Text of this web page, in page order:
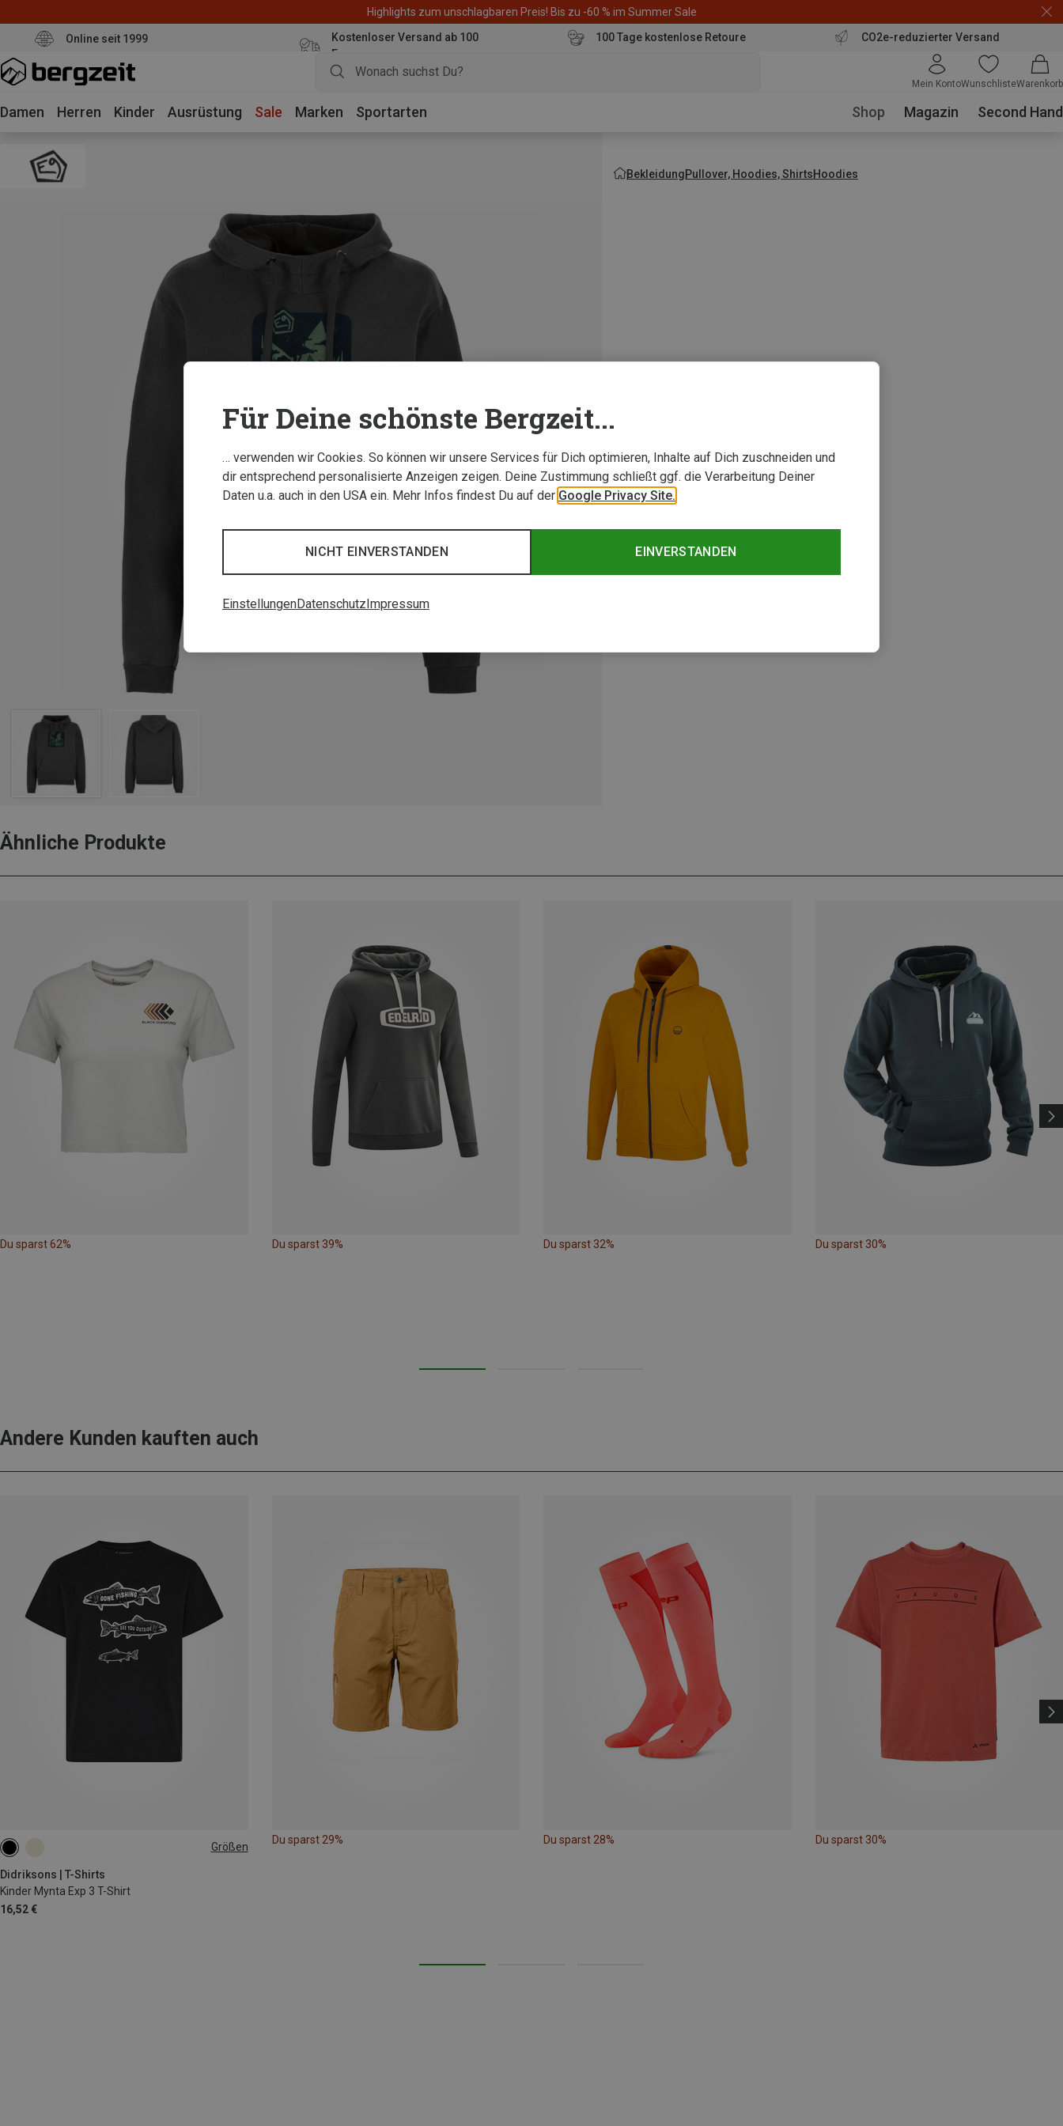
Highlights zum unschlagbaren Preis! Bis zu -60 % im Summer Sale
Online seit 1999
Kostenloser Versand ab 100
Euro
100 Tage kostenlose Retoure CO2e-reduzierter Versand
Mein KontoWunschlisteWarenkorb
Damen Herren Kinder Ausrüstung Sale Marken Sportarten Shop Magazin Second Hand
BekleidungPullover, Hoodies, ShirtsHoodies
Ähnliche Produkte
Du sparst 62% Du sparst 39% Du sparst 32% Du sparst 30%
Andere Kunden kauften auch
Größen
Didriksons | T-Shirts
Kinder Mynta Exp 3 T-Shirt
16,52 €
120
Du sparst 29% Du sparst 28% Du sparst 30%
Für Deine schönste Bergzeit...
… verwenden wir Cookies. So können wir unsere Services für Dich optimieren, Inhalte auf Dich zuschneiden und
dir entsprechend personalisierte Anzeigen zeigen. Deine Zustimmung schließt ggf. die Verarbeitung Deiner
Daten u.a. auch in den USA ein. Mehr Infos findest Du auf der Google Privacy Site.
EINVERSTANDEN
NICHT EINVERSTANDEN
EinstellungenDatenschutz Impressum